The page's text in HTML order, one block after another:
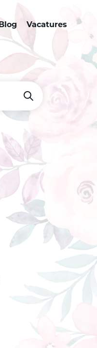
Vacatures